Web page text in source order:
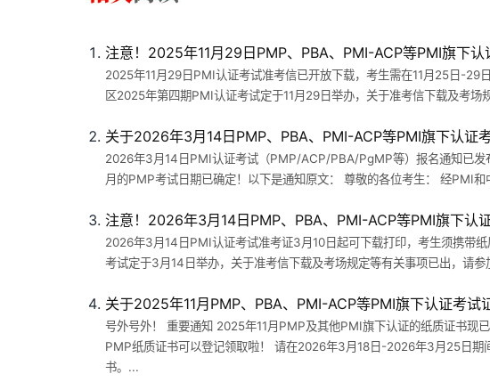
注意！2025年11月29日PMP、PBA、PMI-ACP等PMI旗下认
2025年11月29日PMI认证考试准考信已开放下载，考生需在11月25日-29
区2025年第四期PMI认证考试定于11月29日举办，关于准考信下载及考
关于2026年3月14日PMP、PBA、PMI-ACP等PMI旗下认证
2026年3月14日PMI认证考试（PMP/ACP/PBA/PgMP等）报名通知已发
月的PMP考试日期已确定！以下是通知原文： 尊敬的各位考生： 经PMI
注意！2026年3月14日PMP、PBA、PMI-ACP等PMI旗下认
2026年3月14日PMI认证考试准考证3月10日起可下载打印，考生须携带
考试定于3月14日举办，关于准考信下载及考场规定等有关事项已出，请
关于2025年11月PMP、PBA、PMI-ACP等PMI旗下认证考试
号外号外！ 重要通知 2025年11月PMP及其他PMI旗下认证的纸质证书现
PMP纸质证书可以登记领取啦！ 请在2026年3月18日-2026年3月25日期
书。...